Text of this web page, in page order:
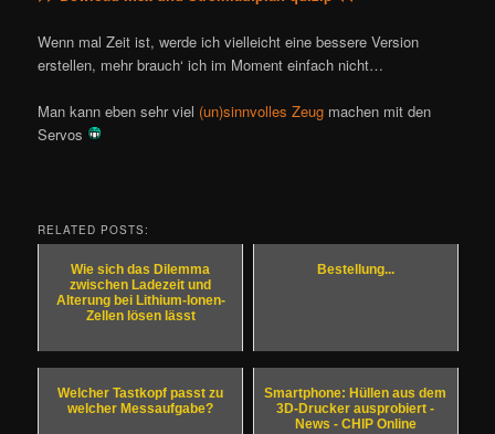
Wenn mal Zeit ist, werde ich vielleicht eine bessere Version
erstellen, mehr brauch‘ ich im Moment einfach nicht…
Man kann eben sehr viel (un)sinnvolles Zeug machen mit den
Servos
RELATED POSTS:
Wie sich das Dilemma
zwischen Ladezeit und
Alterung bei Lithium-Ionen-
Zellen lösen lässt
Bestellung...
Welcher Tastkopf passt zu
welcher Messaufgabe?
Smartphone: Hüllen aus dem
3D-Drucker ausprobiert -
News - CHIP Online